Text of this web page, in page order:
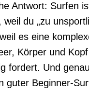
Antwort: Surfen
weil du „zu
es eine
Körper und Kopf
fordert. Und
guter Beginner-